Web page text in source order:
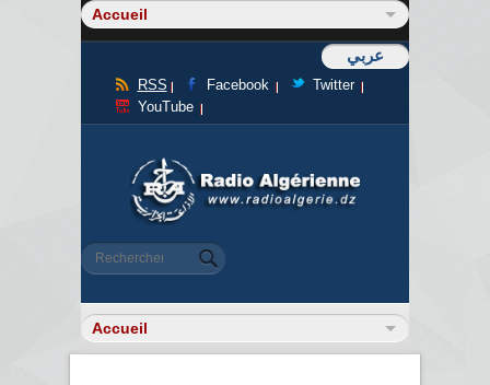
عربي
RSS Facebook
Twitter
YouTube
Formulaire de recherche
Rechercher